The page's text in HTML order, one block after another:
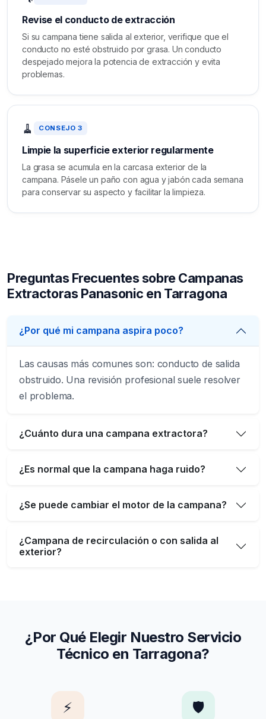
Revise el conducto de extracción
Si su campana tiene salida al exterior, verifique que el
conducto no esté obstruido por grasa. Un conducto
despejado mejora la potencia de extracción y evita
problemas.
🧹 CONSEJO 3
Limpie la superficie exterior regularmente
La grasa se acumula en la carcasa exterior de la
campana. Pásele un paño con agua y jabón cada semana
para conservar su aspecto y facilitar la limpieza.
Preguntas Frecuentes sobre Campanas
Extractoras Panasonic en Tarragona
¿Por qué mi campana aspira poco?
Las causas más comunes son: conducto de salida
obstruido. Una revisión profesional suele resolver
el problema.
¿Cuánto dura una campana extractora?
¿Es normal que la campana haga ruido?
¿Se puede cambiar el motor de la campana?
¿Campana de recirculación o con salida al
exterior?
¿Por Qué Elegir Nuestro Servicio
Técnico en Tarragona?
⚡ 🛡️